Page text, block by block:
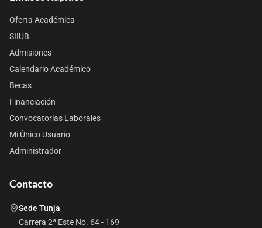
Oferta Académica
SIIUB
Admisiones
Calendario Académico
Becas
Financiación
Convocatorias Laborales
Mi Único Usuario
Administrador
Contacto
Sede Tunja
Carrera 2ª Este No. 64 - 169